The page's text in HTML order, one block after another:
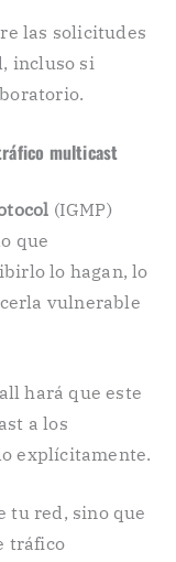
las solicitudes
incluso si
multicast
(IGMP)
que
lo hagan, lo
vulnerable
hará que este
a los
explícitamente.
tu red, sino que
tráfico